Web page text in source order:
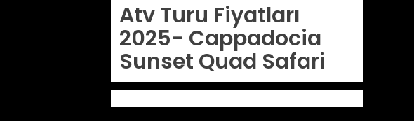
Atv Turu Fiyatları
2025- Cappadocia
Sunset Quad Safari